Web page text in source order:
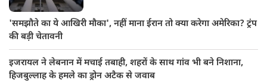
'समझौते का ये आखिरी मौका', नहीं माना ईरान तो क्या करेगा अमेरिका? ट्रंप
की बड़ी चेतावनी
इजरायल ने लेबनान में मचाई तबाही, शहरों के साथ गांव भी बने निशाना,
हिजबुल्लाह के हमले का ड्रोन अटैक से जवाब